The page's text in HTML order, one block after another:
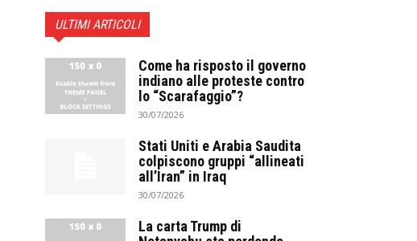
ULTIMI ARTICOLI
Come ha risposto il governo
indiano alle proteste contro
lo “Scarafaggio”?
30/07/2026
Stati Uniti e Arabia Saudita
colpiscono gruppi “allineati
all’Iran” in Iraq
30/07/2026
La carta Trump di